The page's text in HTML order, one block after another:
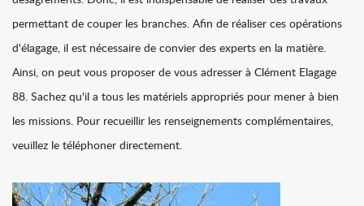
permettant de couper les branches. Afin de réaliser ces opérations
d'élagage, il est nécessaire de convier des experts en la matière.
Ainsi, on peut vous proposer de vous adresser à Clément Elagage
88. Sachez qu'il a tous les matériels appropriés pour mener à bien
les missions. Pour recueillir les renseignements complémentaires,
veuillez le téléphoner directement.